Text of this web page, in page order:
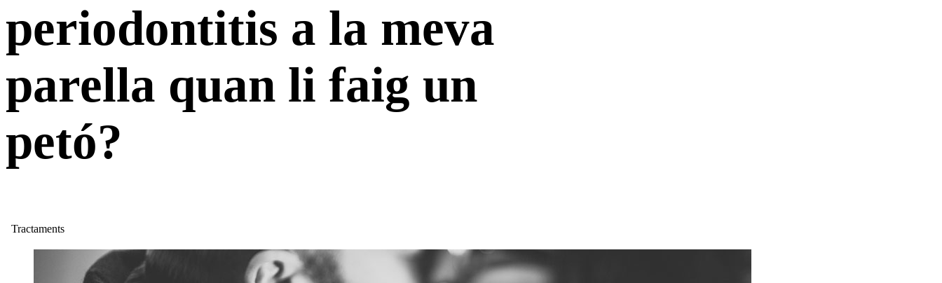
periodontitis a la meva
parella quan li faig un
petó?
Tractaments